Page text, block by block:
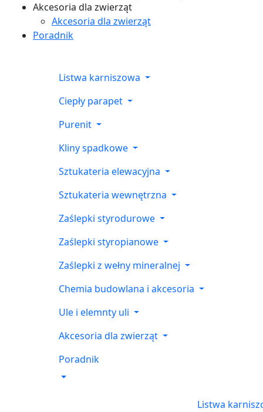
Akcesoria dla zwierząt
Akcesoria dla zwierząt
Poradnik
Listwa karniszowa
Ciepły parapet
Purenit
Kliny spadkowe
Sztukateria elewacyjna
Sztukateria wewnętrzna
Zaślepki styrodurowe
Zaślepki styropianowe
Zaślepki z wełny mineralnej
Chemia budowlana i akcesoria
Ule i elemnty uli
Akcesoria dla zwierząt
Poradnik
Listwa